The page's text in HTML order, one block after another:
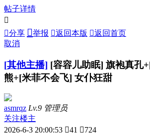
帖子详情

分享 举报 返回本版 返回首页
取消
[其他主播] [容容儿助眠] 旗袍真孔
熊+[米菲不会飞] 女仆狂甜
asmrqz Lv.9 管理员
关注楼主
2026-6-3 20:00:53 41 724